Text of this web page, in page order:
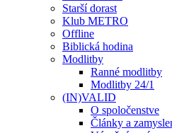
Starší dorast
Klub METRO
Offline
Biblická hodina
Modlitby
Ranné modlitby
Modlitby 24/1
(IN)VALID
O spoločenstve
Články a